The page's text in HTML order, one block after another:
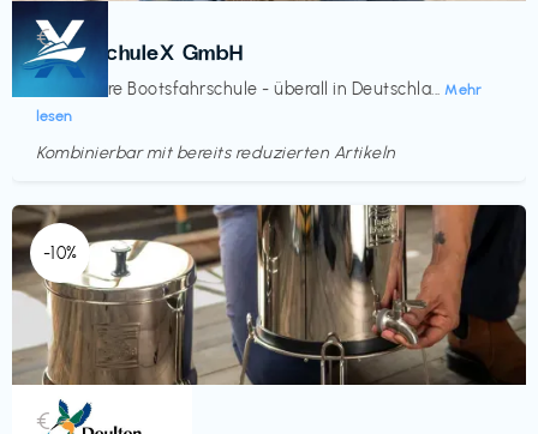
Kurse
BootsschuleX GmbH
Deine faire Bootsfahrschule - überall in Deutschla... Mehr
lesen
€‎
Kombinierbar mit bereits reduzierten Artikeln
-10%
Küche & Haushalt
€‎